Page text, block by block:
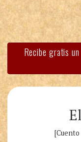
Recibe gratis